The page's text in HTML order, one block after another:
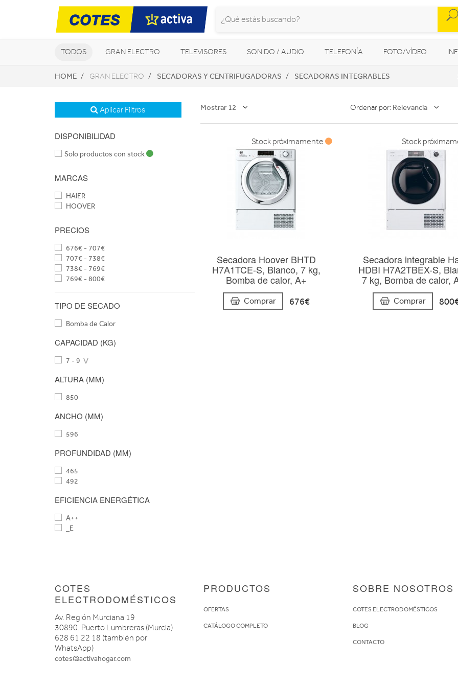
TODOS GRAN ELECTRO TELEVISORES SONIDO / AUDIO TELEFONÍA FOTO/VÍDEO
CLIMATIZACIÓN Y CALEFACCIÓN MOVILIDAD URBANA NAVEGADORES GPS
HOME GRAN ELECTRO SECADORAS Y CENTRIFUGADORAS SECADORAS INTEGRABLES
Aplicar Filtros
DISPONIBILIDAD
Solo productos con stock
MARCAS
HAIER
HOOVER
PRECIOS
676€ - 707€
707€ - 738€
738€ - 769€
769€ - 800€
TIPO DE SECADO
Bomba de Calor
CAPACIDAD (KG)
7 - 9
ALTURA (MM)
850
ANCHO (MM)
596
PROFUNDIDAD (MM)
465
492
EFICIENCIA ENERGÉTICA
A++
_E
Mostrar 12 Ordenar por: Relevancia
Secadora Hoover BHTD
H7A1TCE-S, Blanco, 7 kg,
Bomba de calor, A+
Comprar 676€
Stock próximamente
Secadora integrable
HDBI H7A2TBEX-S,
7 kg, Bomba de calor,
Comprar
Stock
COTES
ELECTRODOMÉSTICOS
Av. Región Murciana 19
30890. Puerto Lumbreras (Murcia)
628 61 22 18 (también por
WhatsApp)
cotes@activahogar.com
PRODUCTOS
OFERTAS
CATÁLOGO COMPLETO
SOBRE NOSOTROS
COTES ELECTRODOMÉSTICOS
BLOG
CONTACTO